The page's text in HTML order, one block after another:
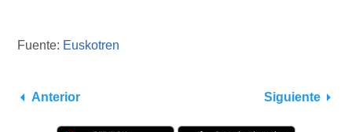
Fuente: Euskotren
Anterior Siguiente